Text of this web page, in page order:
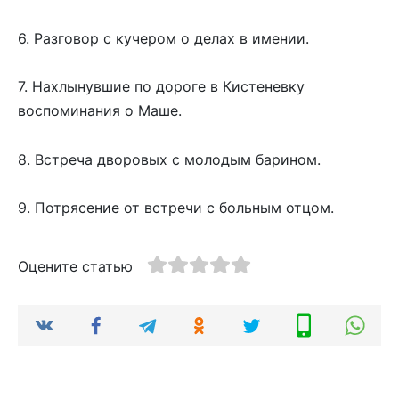
6. Разговор с кучером о делах в имении.
7. Нахлынувшие по дороге в Кистеневку
воспоминания о Маше.
8. Встреча дворовых с молодым барином.
9. Потрясение от встречи с больным отцом.
Оцените статью